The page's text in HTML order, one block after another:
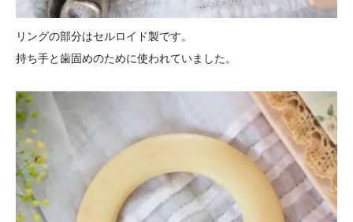
リングの部分はセルロイド製です。
持ち手と歯固めのために使われていました。